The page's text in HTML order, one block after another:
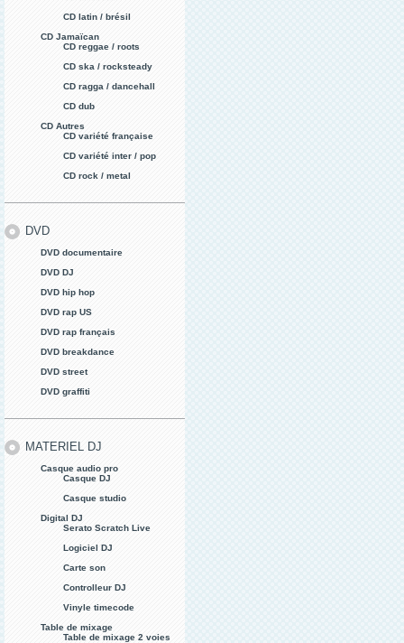
CD latin / brésil
CD Jamaïcan
CD reggae / roots
CD ska / rocksteady
CD ragga / dancehall
CD dub
CD Autres
CD variété française
CD variété inter / pop
CD rock / metal
DVD
DVD documentaire
DVD DJ
DVD hip hop
DVD rap US
DVD rap français
DVD breakdance
DVD street
DVD graffiti
MATERIEL DJ
Casque audio pro
Casque DJ
Casque studio
Digital DJ
Serato Scratch Live
Logiciel DJ
Carte son
Controlleur DJ
Vinyle timecode
Table de mixage
Table de mixage 2 voies